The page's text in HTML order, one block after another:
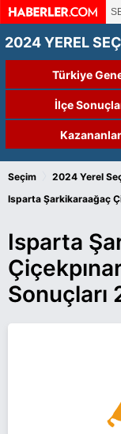
2024 YEREL
Türkiye
İlçe
Kazananlar
Seçim 2024 Yerel
Isparta Şarkikaraağaç
Isparta
Sonuçları